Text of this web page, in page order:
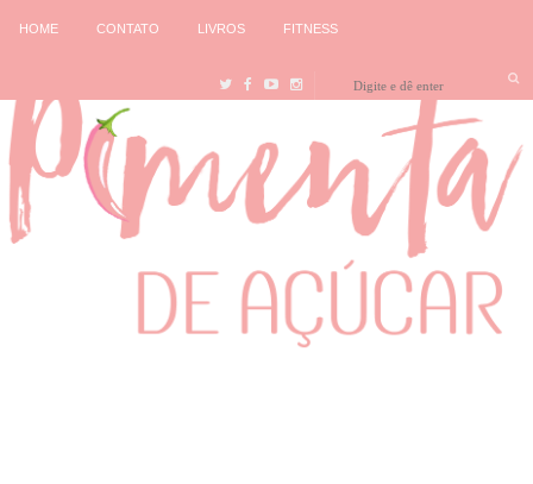
HOME CONTATO LIVROS FITNESS